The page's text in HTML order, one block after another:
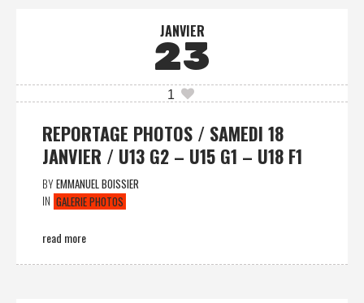
JANVIER
23
1
REPORTAGE PHOTOS / SAMEDI 18
JANVIER / U13 G2 – U15 G1 – U18 F1
BYEMMANUEL BOISSIER
IN GALERIE PHOTOS
read more